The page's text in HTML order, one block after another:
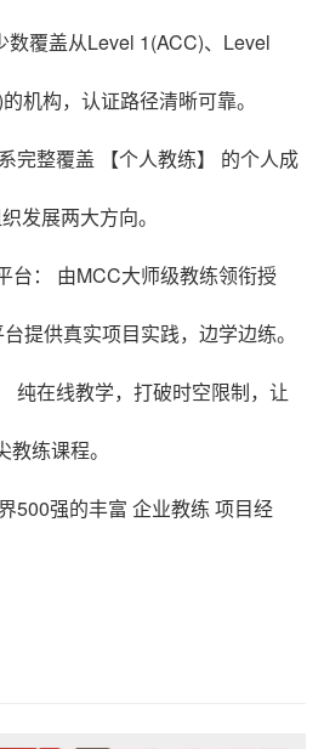
数覆盖从Level 1(ACC)、Level
机构，认证路径清晰可靠。
完整覆盖 【个人教练】 的个人成
发展两大方向。
台： 由MCC大师级教练领衔授
提供真实项目实践，边学边练。
纯在线教学，打破时空限制，让
练课程。
500强的丰富 企业教练 项目经